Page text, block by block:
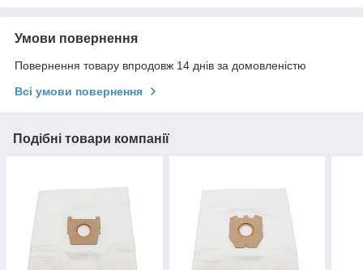
Умови повернення
Повернення товару впродовж 14 днів за домовленістю
Всі умови повернення
Подібні товари компанії